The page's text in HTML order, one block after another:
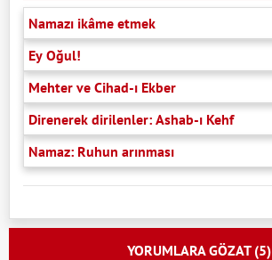
Namazı ikâme etmek
Ey Oğul!
Mehter ve Cihad-ı Ekber
Direnerek dirilenler: Ashab-ı Kehf
Namaz: Ruhun arınması
YORUMLARA GÖZAT (5)